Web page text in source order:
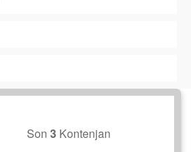
Son 3Kontenjan